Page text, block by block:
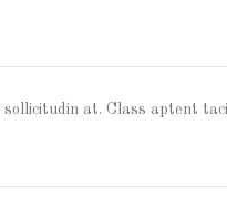
at. Class aptent